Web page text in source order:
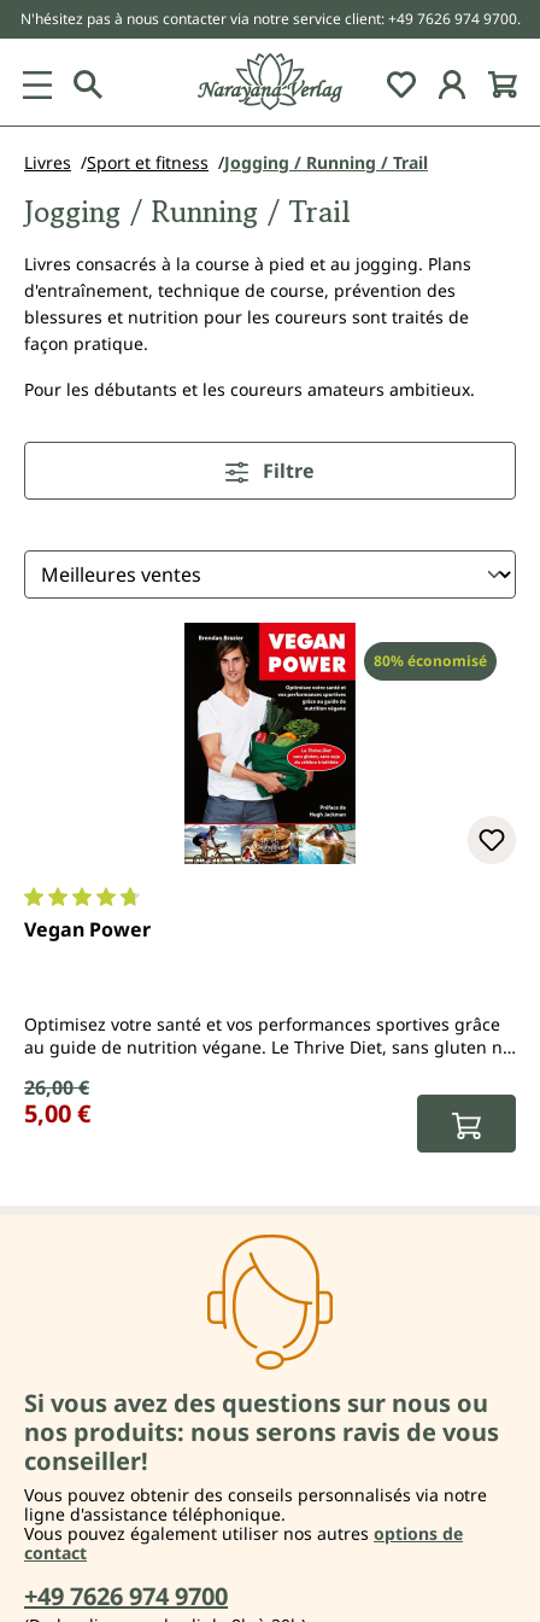
principal
N'hésitez pas à nous contacter via notre service client: +49 7626 974 9700.
Livres Sport et fitness Jogging / Running / Trail
Jogging / Running / Trail
Livres consacrés à la course à pied et au jogging. Plans
d'entraînement, technique de course, prévention des
blessures et nutrition pour les coureurs sont traités de
façon pratique.
Pour les débutants et les coureurs amateurs ambitieux.
Filtre
Réduction
80% économisé
Note moyenne de 4.8 sur 5 étoiles
Vegan Power
Optimisez votre santé et vos performances sportives grâce
au guide de nutrition végane. Le Thrive Diet, sans gluten ni
Prix de vente :
Prix régulier :
26,00 €
5,00 €
Si vous avez des questions sur nous ou
nos produits: nous serons ravis de vous
conseiller!
Vous pouvez obtenir des conseils personnalisés via notre
ligne d'assistance téléphonique.
Vous pouvez également utiliser nos autres options de
contact
+49 7626 974 9700